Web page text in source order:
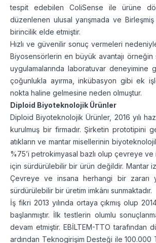
tespit edebilenColiSense ile ürüne
düzenlenen ulusal yarışmada ve
birincilik elde etmiştir.
Hızlı ve güvenilir sonuç vermeleri
Biyosensörlerin en büyük avantajı örneğin
uygulamalarında laboratuvar deneyimine
çoğunlukla ayırma, inkübasyon gibi ek
nokta haline gelmesine neden olmuştur.
Diploid Biyoteknolojik Ürünler
Diploid Biyoteknolojik Ürünler, 2016 yılı
kurulmuş bir firmadır. Şirketin prototipini
atıkların ve mantar misellerinin
%75’i petrokimyasal bazlı olup çevreye ve
için sürdürülebilir bir ürün değildir. Mantar
Çevreye ve insana herhangi bir zararı
sürdürülebilir bir üretim imkânı sunmaktadır.
İş fikri 2013 yılında ortaya çıkmış olup
başlanmıştır. İlk testlerin olumlu
devam etmiştir. EBİLTEM-TTO tarafından
ardından Teknogirişim Desteği ile 100.000